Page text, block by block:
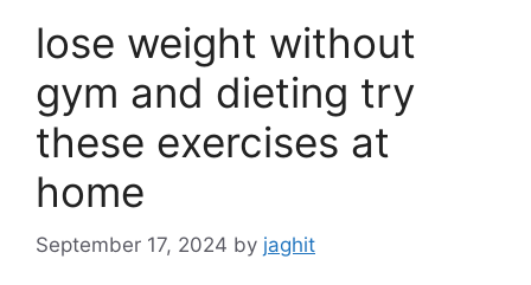
lose weight without
gym and dieting try
these exercises at
home
September 17, 2024 by jaghit